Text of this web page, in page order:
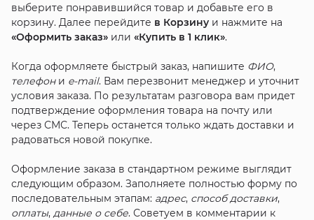
выберите понравившийся товар и добавьте его в
корзину. Далее перейдите в Корзинуи нажмите на
«Оформить заказ»или «Купить в 1 клик».
Когда оформляете быстрый заказ, напишите ФИО,
телефони e-mail. Вам перезвонит менеджер и уточнит
условия заказа. По результатам разговора вам придет
подтверждение оформления товара на почту или
через СМС. Теперь останется только ждать доставки и
радоваться новой покупке.
Оформление заказа в стандартном режиме выглядит
следующим образом. Заполняете полностью форму по
последовательным этапам: адрес, способ доставки,
оплаты, данные о себе. Советуем в комментарии к